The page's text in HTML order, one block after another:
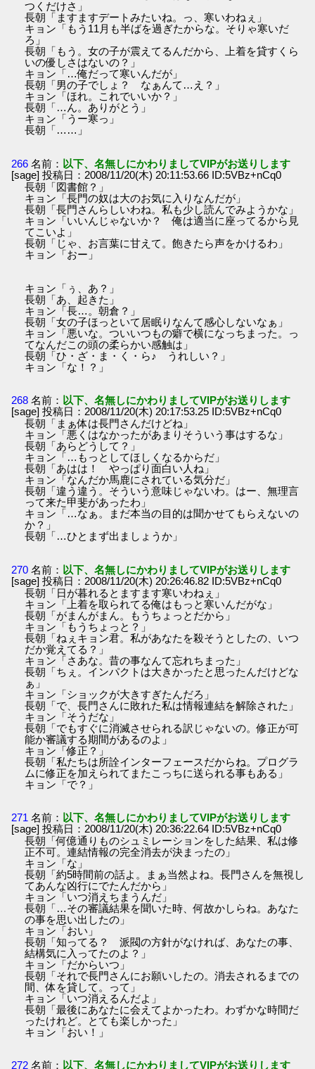
つくだけさ」
長朝「ますますデートみたいね。っ、寒いわねぇ」
キョン「もう11月も半ばを過ぎたからな。そりゃ寒いだ
ろ」
長朝「もう。女の子が震えてるんだから、上着を貸すくら
いの優しさはないの？」
キョン「…俺だって寒いんだが」
長朝「男の子でしょ？ なぁんて…え？」
キョン「ほれ。これでいいか？」
長朝「…ん。ありがとう」
キョン「うー寒っ」
長朝「……」
266 名前： 以下、名無しにかわりましてVIPがお送りします
[sage] 投稿日：2008/11/20(木) 20:11:53.66 ID:5VBz+nCq0
長朝「図書館？」
キョン「長門の奴は大のお気に入りなんだが」
長朝「長門さんらしいわね。私も少し読んでみようかな」
キョン「いいんじゃないか？ 俺は適当に座ってるから見
てこいよ」
長朝「じゃ、お言葉に甘えて。飽きたら声をかけるわ」
キョン「おー」
キョン「ぅ、あ？」
長朝「あ、起きた」
キョン「長…。朝倉？」
長朝「女の子ほっといて居眠りなんて感心しないなぁ」
キョン「悪いな。ついいつもの癖で横になっちまった。っ
てなんだこの頭の柔らかい感触は」
長朝「ひ・ざ・ま・く・ら♪ うれしい？」
キョン「な！？」
268 名前： 以下、名無しにかわりましてVIPがお送りします
[sage] 投稿日：2008/11/20(木) 20:17:53.25 ID:5VBz+nCq0
長朝「まぁ体は長門さんだけどね」
キョン「悪くはなかったがあまりそういう事はするな」
長朝「あらどうして？」
キョン「…もっとしてほしくなるからだ」
長朝「あはは！ やっぱり面白い人ね」
キョン「なんだか馬鹿にされている気分だ」
長朝「違う違う。そういう意味じゃないわ。はー、無理言
って来た甲斐があったわ」
キョン「…なぁ。まだ本当の目的は聞かせてもらえないの
か？」
長朝「…ひとまず出ましょうか」
270 名前： 以下、名無しにかわりましてVIPがお送りします
[sage] 投稿日：2008/11/20(木) 20:26:46.82 ID:5VBz+nCq0
長朝「日が暮れるとますます寒いわねぇ」
キョン「上着を取られてる俺はもっと寒いんだがな」
長朝「がまんがまん。もうちょっとだから」
キョン「もうちょっと？」
長朝「ねぇキョン君。私があなたを殺そうとしたの、いつ
だか覚えてる？」
キョン「さあな。昔の事なんて忘れちまった」
長朝「ちぇ。インパクトは大きかったと思ったんだけどな
ぁ」
キョン「ショックが大きすぎたんだろ」
長朝「で、長門さんに敗れた私は情報連結を解除された」
キョン「そうだな」
長朝「でもすぐに消滅させられる訳じゃないの。修正が可
能か審議する期間があるのよ」
キョン「修正？」
長朝「私たちは所詮インターフェースだからね。プログラ
ムに修正を加えられてまたこっちに送られる事もある」
キョン「で？」
271 名前： 以下、名無しにかわりましてVIPがお送りします
[sage] 投稿日：2008/11/20(木) 20:36:22.64 ID:5VBz+nCq0
長朝「何億通りものシュミレーションをした結果、私は修
正不可。連結情報の完全消去が決まったの」
キョン「な」
長朝「約5時間前の話よ。まぁ当然よね。長門さんを無視し
てあんな凶行にでたんだから」
キョン「いつ消えちまうんだ」
長朝「…その審議結果を聞いた時、何故かしらね。あなた
の事を思い出したの」
キョン「おい」
長朝「知ってる？ 派閥の方針がなければ、あなたの事、
結構気に入ってたのよ？」
キョン「だからいつ」
長朝「それで長門さんにお願いしたの。消去されるまでの
間、体を貸して。って」
キョン「いつ消えるんだよ」
長朝「最後にあなたに会えてよかったわ。わずかな時間だ
ったけれど。とても楽しかった」
キョン「おい！」
272 名前： 以下、名無しにかわりましてVIPがお送りします